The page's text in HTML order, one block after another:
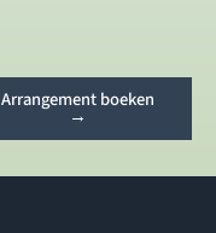
Arrangement boeken
→